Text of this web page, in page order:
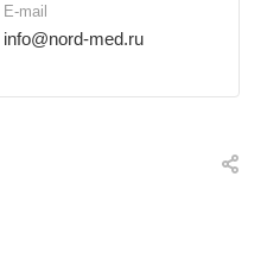
E-mail
info@nord-med.ru